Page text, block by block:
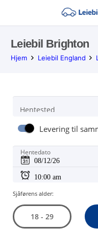
Leiebil Brighton
Hjem Leiebil England
Hentested
Levering til
Hentedato
Sjåførens alder:
18 - 29